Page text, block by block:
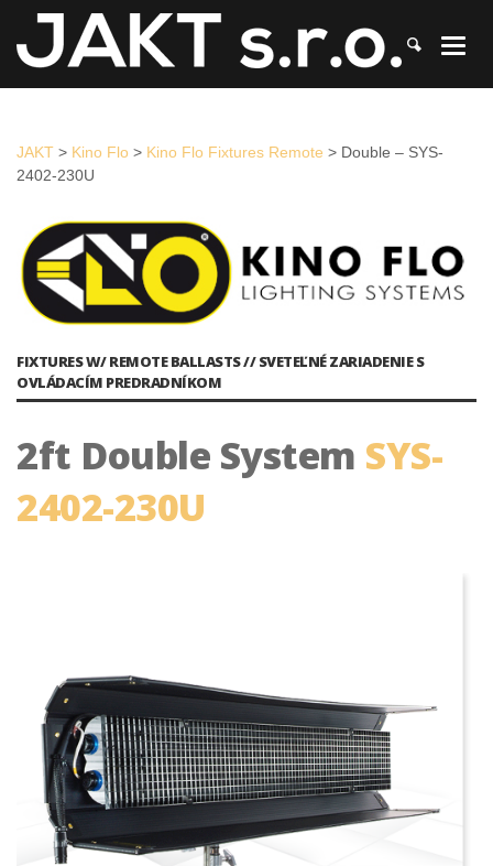
>Kino Flo Kino Flo Fixtures Remote
JAKT > Kino Flo > Kino Flo Fixtures Remote > Double – SYS-
2402-230U
FIXTURES W/ REMOTE BALLASTS // SVETEĽNÉ ZARIADENIE S
OVLÁDACÍM PREDRADNÍKOM
2ft Double System SYS-
2402-230U